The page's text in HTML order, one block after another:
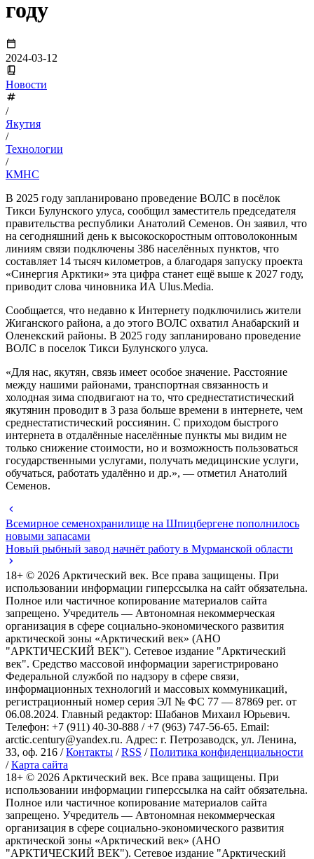
году
2024-03-12
Новости
/
Якутия
/
Технологии
/
КМНС
В 2025 году запланировано проведение ВОЛС в посёлок
Тикси Булунского улуса, сообщил заместитель председателя
правительства республики Анатолий Семенов. Он заявил, что
на сегодняшний день к высокоскоростным оптоволоконным
линиям связи подключены 386 населённых пунктов, что
составляет 14 тысяч километров, а благодаря запуску проекта
«Синергия Арктики» эта цифра станет ещё выше к 2027 году,
приводит слова чиновника ИА Ulus.Media.
Сообщается, что недавно к Интернету подключились жители
Жиганского района, а до этого ВОЛС охватил Анабарский и
Оленекский районы. В 2025 году запланировано проведение
ВОЛС в поселок Тикси Булунского улуса.
«Для нас, якутян, связь имеет особое значение. Расстояние
между нашими районами, транспортная связанность и
холодная зима сподвигают на то, что среднестатистический
якутянин проводит в 3 раза больше времени в интернете, чем
среднестатистический россиянин. С приходом быстрого
интернета в отдалённые населённые пункты мы видим не
только снижение стоимости, но и возможность пользоваться
государственными услугами, получать медицинские услуги,
обучаться, работать удалённо и др.», — отметил Анатолий
Семенов.
Всемирное семенохранилище на Шпицбергене пополнилось
новыми запасами
Новый рыбный завод начнёт работу в Мурманской области
18+ © 2026 Арктический век. Все права защищены. При
использовании информации гиперссылка на сайт обязательна.
Полное или частичное копирование материалов сайта
запрещено. Учредитель — Автономная некоммерческая
организация в сфере социально-экономического развития
арктической зоны «Арктический век» (АНО
"АРКТИЧЕСКИЙ ВЕК"). Сетевое издание "Арктический
век". Средство массовой информации зарегистрировано
Федеральной службой по надзору в сфере связи,
информационных технологий и массовых коммуникаций,
регистрационный номер серия ЭЛ № ФС 77 — 87869 рег. от
06.08.2024. Главный редактор: Шабанов Михаил Юрьевич.
Телефон: +7 (911) 40-30-888 / +7 (963) 747-56-65. Email:
arctic.century@yandex.ru. Адрес: г. Петрозаводск, ул. Ленина,
33, оф. 216 /Контакты /RSS /Политика конфиденциальности
/Карта сайта
18+ © 2026 Арктический век. Все права защищены. При
использовании информации гиперссылка на сайт обязательна.
Полное или частичное копирование материалов сайта
запрещено. Учредитель — Автономная некоммерческая
организация в сфере социально-экономического развития
арктической зоны «Арктический век» (АНО
"АРКТИЧЕСКИЙ ВЕК"). Сетевое издание "Арктический